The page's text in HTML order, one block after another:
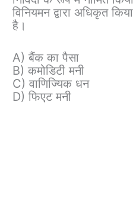
विनियमन द्वारा अधिकृत
है।
A) बैंक का पैसा
B) कमोडिटी मनी
C) वाणिज्यिक धन
D) फिएट मनी